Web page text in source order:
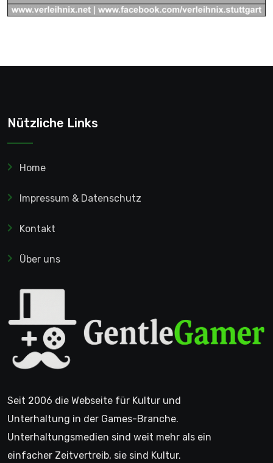
Nützliche Links
Home
Impressum & Datenschutz
Kontakt
Über uns
Seit 2006 die Webseite für Kultur und
Unterhaltung in der Games-Branche.
Unterhaltungsmedien sind weit mehr als ein
einfacher Zeitvertreib, sie sind Kultur.